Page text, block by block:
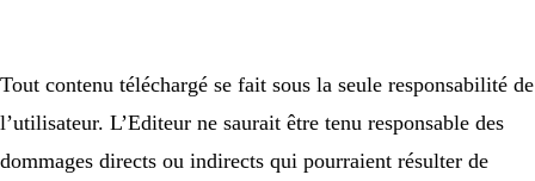
Tout contenu téléchargé se fait sous la seule responsabilité de
l’utilisateur. L’Editeur ne saurait être tenu responsable des
dommages directs ou indirects qui pourraient résulter de